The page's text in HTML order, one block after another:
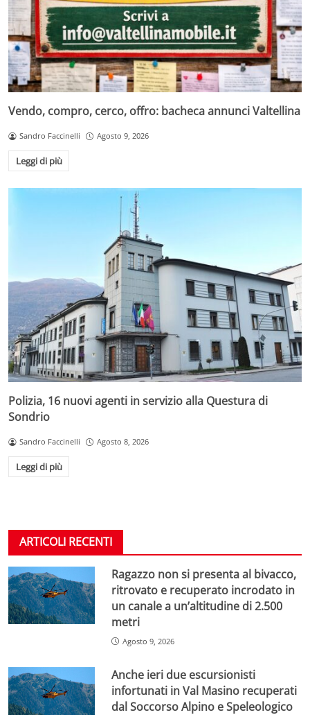
Vendo, compro, cerco, offro: bacheca annunci Valtellina
Sandro Faccinelli Agosto 9, 2026
Leggi di più
Polizia, 16 nuovi agenti in servizio alla Questura di
Sondrio
Sandro Faccinelli Agosto 8, 2026
Leggi di più
ARTICOLI RECENTI
Ragazzo non si presenta al bivacco,
ritrovato e recuperato incrodato in
un canale a un’altitudine di 2.500
metri
Agosto 9, 2026
Anche ieri due escursionisti
infortunati in Val Masino recuperati
dal Soccorso Alpino e Speleologico